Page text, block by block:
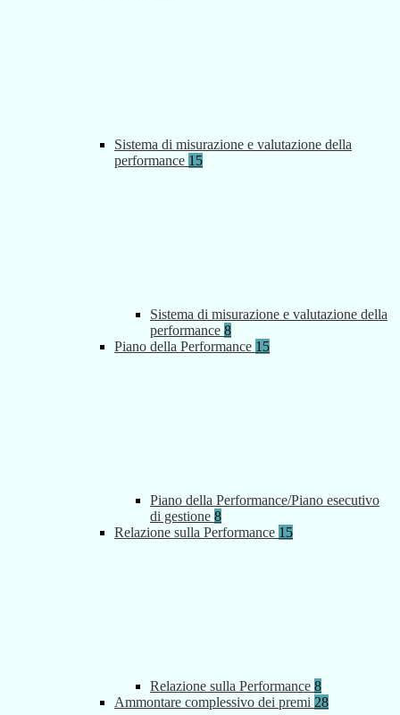
Sistema di misurazione e valutazione della
performance 15
Sistema di misurazione e valutazione della
performance 8
Piano della Performance 15
Piano della Performance/Piano esecutivo
di gestione 8
Relazione sulla Performance 15
Relazione sulla Performance 8
Ammontare complessivo dei premi 28